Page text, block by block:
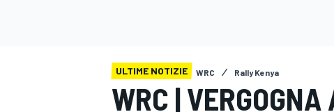
ULTIME NOTIZIE WRC Rally Kenya
WRC |